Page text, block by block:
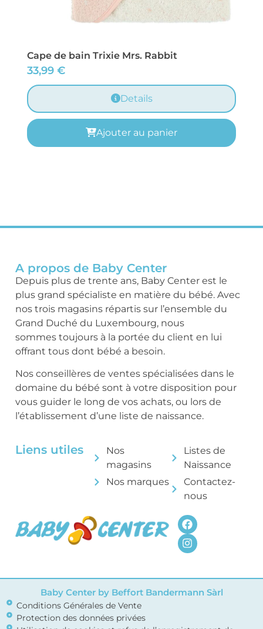
Cape de bain Trixie Mrs. Rabbit
33,99 €
Details
Ajouter au panier
A propos de Baby Center
Depuis plus de trente ans, Baby Center est le
plus grand spécialiste en matière du bébé. Avec
nos trois magasins répartis sur l’ensemble du
Grand Duché du Luxembourg, nous
sommes toujours à la portée du client en lui
offrant tous dont bébé a besoin.
Nos conseillères de ventes spécialisées dans le
domaine du bébé sont à votre disposition pour
vous guider le long de vos achats, ou lors de
l’établissement d’une liste de naissance.
Liens utiles
Nos
magasins
Nos marques
Listes de
Naissance
Contactez-
nous
Baby Center by Beffort Bandermann Sàrl
Conditions Générales de Vente
Protection des données privées